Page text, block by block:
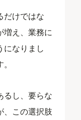
だけではな
増え、業務に
になりまし
るし、要らな
、この選択肢